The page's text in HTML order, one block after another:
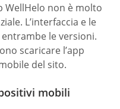
WellHelo non è molto
L’interfaccia e le
le versioni.
scaricare l’app
del sito.
mobili